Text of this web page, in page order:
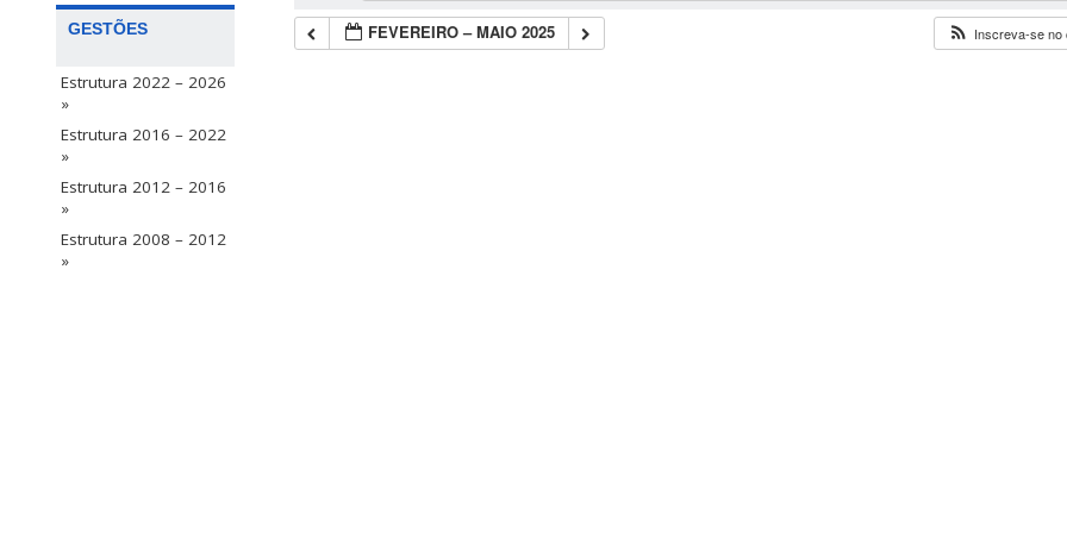
GESTÕES
Estrutura 2022 – 2026
»
Estrutura 2016 – 2022
»
Estrutura 2012 – 2016
»
Estrutura 2008 – 2012
»
FEVEREIRO – MAIO 2025 Inscreva-se no